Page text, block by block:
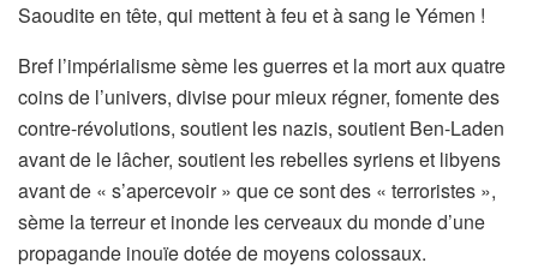
Saoudite en tête, qui mettent à feu et à sang le Yémen !
Bref l’impérialisme sème les guerres et la mort aux quatre
coins de l’univers, divise pour mieux régner, fomente des
contre-révolutions, soutient les nazis, soutient Ben-Laden
avant de le lâcher, soutient les rebelles syriens et libyens
avant de « s’apercevoir » que ce sont des « terroristes »,
sème la terreur et inonde les cerveaux du monde d’une
propagande inouïe dotée de moyens colossaux.